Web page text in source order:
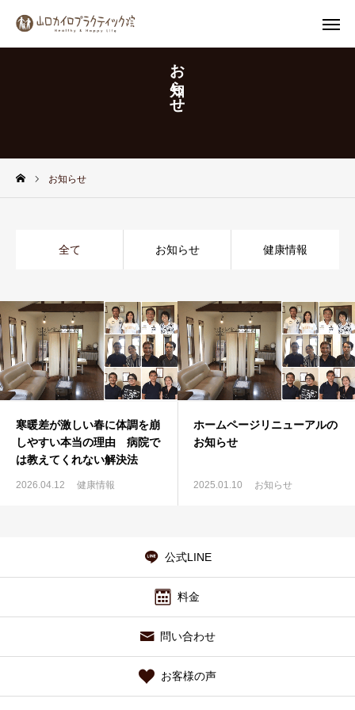
お知らせ
お知らせ
全て お知らせ 健康情報
寒暖差が激しい春に体調を崩
しやすい本当の理由 病院で
は教えてくれない解決法
2026.04.12 健康情報
ホームページリニューアルの
お知らせ
2025.01.10 お知らせ
公式LINE
料金
問い合わせ
お客様の声
Instagram
初めての方へ
施術料金
施術の流れ
院長紹介
アクセス